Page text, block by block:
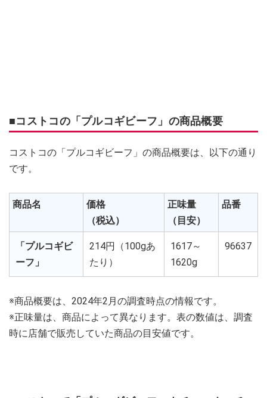
■コストコの「プルコギビーフ」の商品概要
コストコの「プルコギビーフ」の商品概要は、以下の通り
です。
商品名
価格
（税込）
正味量
（目安）
品番
「プルコギビ
ーフ」
214円（100gあ
たり）
1617～
1620g
96637
※商品概要は、2024年2月の調査時点の情報です。
※正味量は、商品によって異なります。表の数値は、調査
時に店舗で販売していた商品の目安値です。